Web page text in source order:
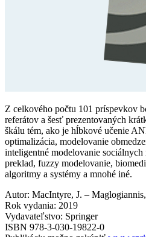
Z celkového počtu 101 príspevkov
referátov a šesť prezentovaných
škálu tém, ako je hĺbkové učenie
optimalizácia, modelovanie
inteligentné modelovanie
preklad, fuzzy modelovanie,
algoritmy a systémy a mnohé iné.
Autor: MacIntyre, J. –
Rok vydania: 2019
Vydavateľstvo: Springer
ISBN 978-3-030-19822-0